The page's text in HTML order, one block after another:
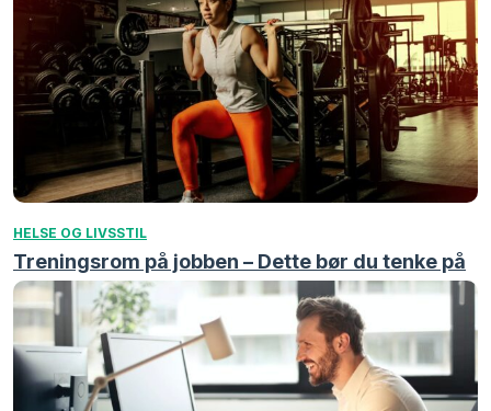
HELSE OG LIVSSTIL
Treningsrom på jobben – Dette bør du tenke på